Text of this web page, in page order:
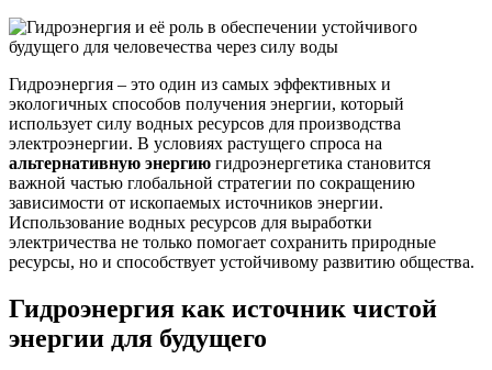
Гидроэнергия – это один из самых эффективных и
экологичных способов получения энергии, который
использует силу водных ресурсов для производства
электроэнергии. В условиях растущего спроса на
альтернативную энергию гидроэнергетика становится
важной частью глобальной стратегии по сокращению
зависимости от ископаемых источников энергии.
Использование водных ресурсов для выработки
электричества не только помогает сохранить природные
ресурсы, но и способствует устойчивому развитию общества.
Гидроэнергия как источник чистой
энергии для будущего